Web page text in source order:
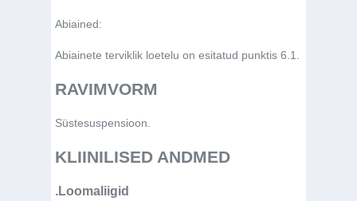
Abiained:
Abiainete terviklik loetelu on esitatud punktis 6.1.
RAVIMVORM
Süstesuspensioon.
KLIINILISED ANDMED
.Loomaliigid